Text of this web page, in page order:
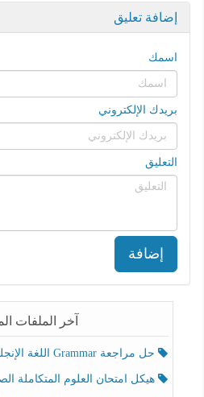
إضافة تعليق
اسمك
بريدك الإلكتروني
التعليق
إضافة
آخر الملفات
حل مراجعة Grammar اللغة الإنجليزية الصف الخامس الفصل الثالث
هيكل امتحان العلوم المتكاملة الصف الخامس